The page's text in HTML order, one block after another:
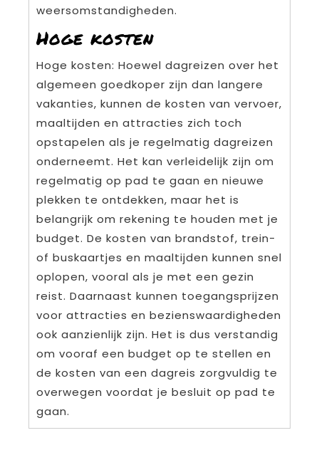
weersomstandigheden.
Hoge kosten
Hoge kosten: Hoewel dagreizen over het
algemeen goedkoper zijn dan langere
vakanties, kunnen de kosten van vervoer,
maaltijden en attracties zich toch
opstapelen als je regelmatig dagreizen
onderneemt. Het kan verleidelijk zijn om
regelmatig op pad te gaan en nieuwe
plekken te ontdekken, maar het is
belangrijk om rekening te houden met je
budget. De kosten van brandstof, trein-
of buskaartjes en maaltijden kunnen snel
oplopen, vooral als je met een gezin
reist. Daarnaast kunnen toegangsprijzen
voor attracties en bezienswaardigheden
ook aanzienlijk zijn. Het is dus verstandig
om vooraf een budget op te stellen en
de kosten van een dagreis zorgvuldig te
overwegen voordat je besluit op pad te
gaan.